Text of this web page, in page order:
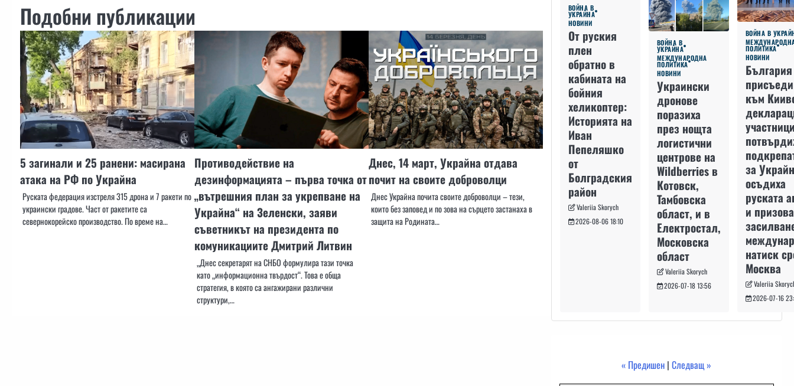
Подобни публикации
5 загинали и 25 ранени: масирана
атака на РФ по Украйна
Руската федерация изстреля 315 дрона и 7 ракети по
украински градове. Част от ракетите са
севернокорейско производство. По време на…
Противодействие на
дезинформацията – първа точка от
„вътрешния план за укрепване на
Украйна“ на Зеленски, заяви
съветникът на президента по
комуникациите Дмитрий Литвин
„Днес секретарят на СНБО формулира тази точка
като „информационна твърдост“. Това е обща
стратегия, в която са ангажирани различни
структури,…
Днес, 14 март, Украйна отдава
почит на своите доброволци
Днес Украйна почита своите доброволци – тези,
които без заповед и по зова на сърцето застанаха в
защита на Родината…
ВОЙНА В
УКРАЙНА
НОВИНИ
От руския
плен
обратно в
кабината на
бойния
хеликоптер:
Историята на
Иван
Пепеляшко
от
Болградския
район
Valeriia Skorych
2026-08-06 18:10
ВОЙНА В
УКРАЙНА
МЕЖДУНАРОДНА
ПОЛИТИКА
НОВИНИ
Украински
дронове
поразиха
през нощта
логистични
центрове на
Wildberries в
Котовск,
Тамбовска
област, и в
Електростал,
Московска
област
Valeriia Skorych
2026-07-18 13:56
ВОЙНА В
ПОЛИТИКА
НОВИНИ
към
за
осъдиха
руската
и
натиск
Москва
Valeriia
2026-07-16
« Предишен |Следващ »